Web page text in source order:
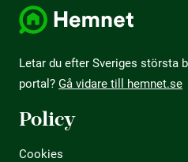
Letar du efter Sveriges största
portal? Gå vidare till hemnet.se
Policy
Cookies